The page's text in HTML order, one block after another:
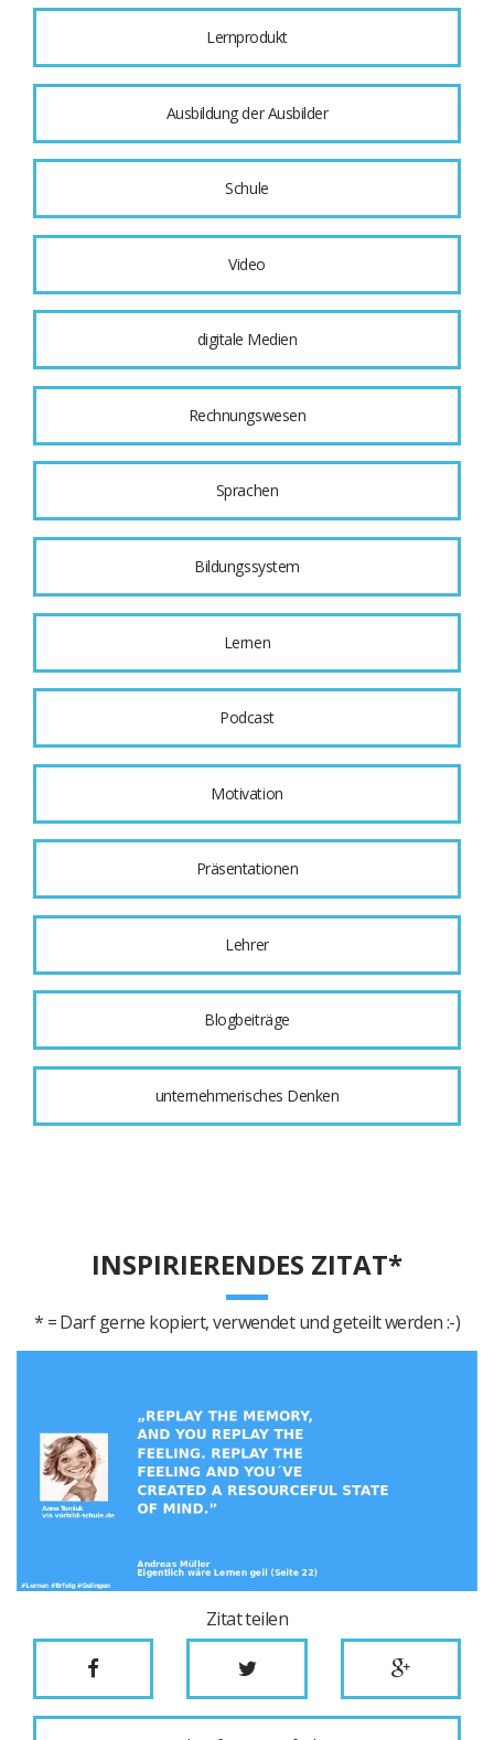
Lernprodukt
Ausbildung der Ausbilder
Schule
Video
digitale Medien
Rechnungswesen
Sprachen
Bildungssystem
Lernen
Podcast
Motivation
Präsentationen
Lehrer
Blogbeiträge
unternehmerisches Denken
INSPIRIERENDES ZITAT*
* = Darf gerne kopiert, verwendet und geteilt werden :-)
Zitat teilen